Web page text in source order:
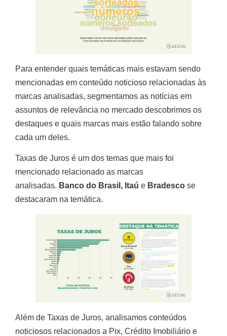
Para entender quais temáticas mais estavam sendo
mencionadas em conteúdo noticioso relacionadas às
marcas analisadas, segmentamos as notícias em
assuntos de relevância no mercado descobrimos os
destaques e quais marcas mais estão falando sobre
cada um deles.
Taxas de Juros é um dos temas que mais foi
mencionado relacionado as marcas
analisadas. Banco do Brasil, Itaú e Bradesco se
destacaram na temática.
Além de Taxas de Juros, analisamos conteúdos
noticiosos relacionados a Pix, Crédito Imobiliário e